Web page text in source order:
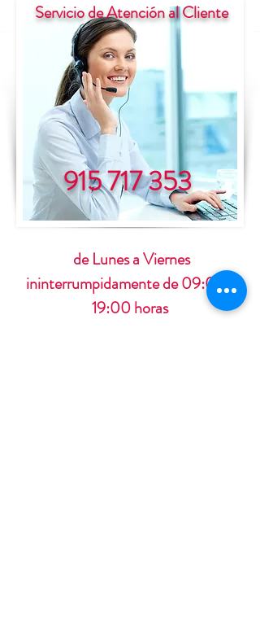
915 717 353
Servicio de Atención al Cliente
de Lunes a Viernes
ininterrumpidamente de 09:00 a
19:00 horas